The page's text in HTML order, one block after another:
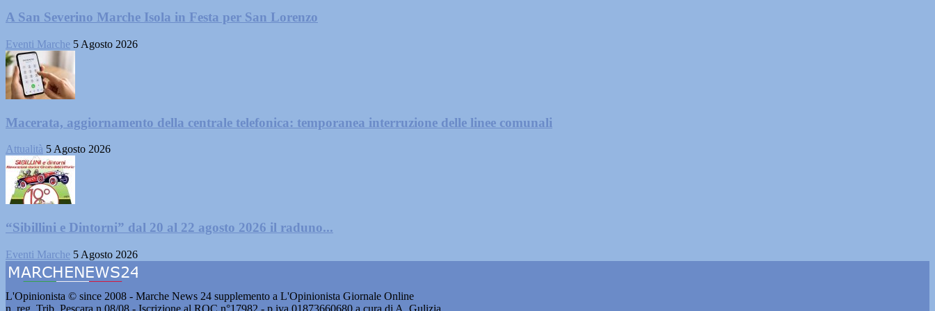
A San Severino Marche Isola in Festa per San Lorenzo
Eventi Marche 5 Agosto 2026
Macerata, aggiornamento della centrale telefonica: temporanea interruzione delle linee comunali
Attualità 5 Agosto 2026
“Sibillini e Dintorni” dal 20 al 22 agosto 2026 il raduno...
Eventi Marche 5 Agosto 2026
L'Opinionista © since 2008 - Marche News 24 supplemento a L'Opinionista Giornale Online
n. reg. Trib. Pescara n.08/08 - Iscrizione al ROC n°17982 - p.iva 01873660680 a cura di A. Gulizia